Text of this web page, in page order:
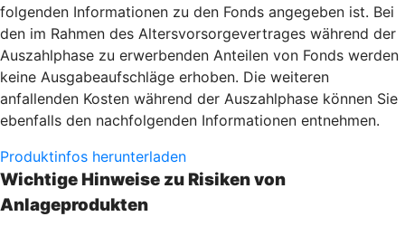
folgenden Informationen zu den Fonds angegeben ist. Bei
den im Rahmen des Altersvorsorgevertrages während der
Auszahlphase zu erwerbenden Anteilen von Fonds werden
keine Ausgabeaufschläge erhoben. Die weiteren
anfallenden Kosten während der Auszahlphase können Sie
ebenfalls den nachfolgenden Informationen entnehmen.
Produktinfos herunterladen
Wichtige Hinweise zu Risiken von
Anlageprodukten